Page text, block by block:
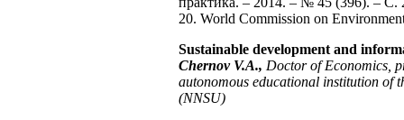
20. World Commission on
Sustainable development and
Chernov V.A., Doctor of Economics,
autonomous educational institution of
(NNSU)